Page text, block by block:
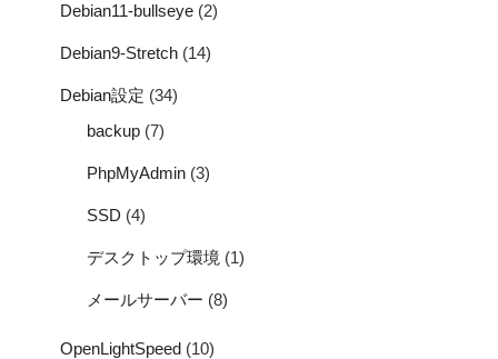
Debian11-bullseye (2)
Debian9-Stretch (14)
Debian設定 (34)
backup (7)
PhpMyAdmin (3)
SSD (4)
デスクトップ環境 (1)
メールサーバー (8)
OpenLightSpeed (10)